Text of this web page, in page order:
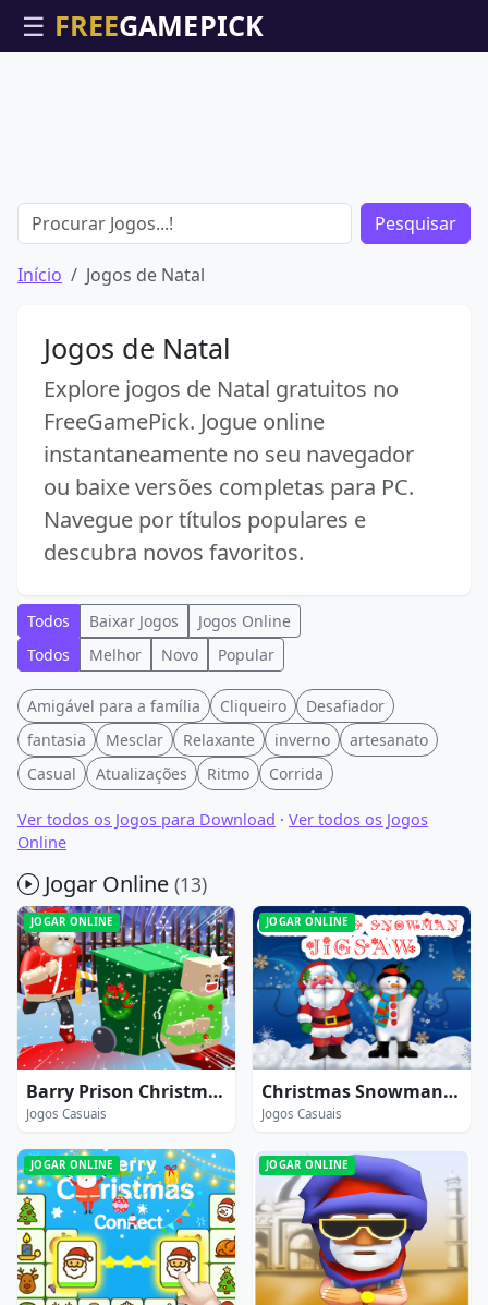
☰
Pesquisar
Início Jogos de Natal
Jogos de Natal
Explore jogos de Natal gratuitos no
FreeGamePick. Jogue online
instantaneamente no seu navegador
ou baixe versões completas para PC.
Navegue por títulos populares e
descubra novos favoritos.
Todos Baixar Jogos
Jogos Online
Todos
Melhor Novo Popular
Amigável para a família Cliqueiro
Desafiador
fantasia
Mesclar Relaxante inverno
artesanato
Casual
Atualizações Ritmo Corrida
Ver todos os Jogos para Download · Ver todos os Jogos
Online
Jogar Online (13)
JOGAR ONLINE
Barry Prison Christmas Adventure
Jogos Casuais
JOGAR ONLINE
Christmas Snowman Jigsaw Puzzle
Jogos Casuais
JOGAR ONLINE JOGAR ONLINE